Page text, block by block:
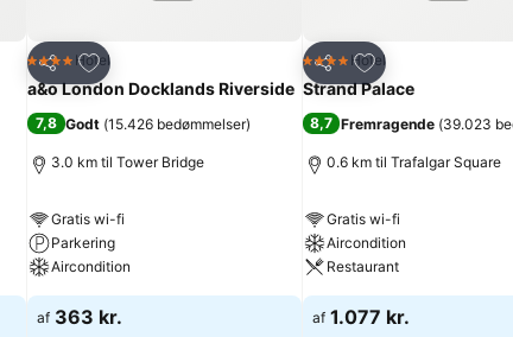
Del
Føj til favoritter
4 StjernerHotel
a&o London Docklands Riverside
7,8 Godt (15.426 bedømmelser)
3.0 km til Tower Bridge
Gratis wi-fi
Parkering
Aircondition
af 363 kr.
Del
Føj til favoritter
4 StjernerHotel
Strand Palace
8,7 Fremragende (39.023
0.6 km til Trafalgar Square
Gratis wi-fi
Aircondition
Restaurant
af 1.077 kr.